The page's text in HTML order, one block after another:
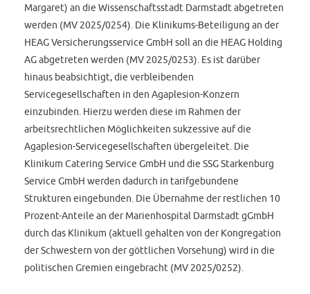
Margaret) an die Wissenschaftsstadt Darmstadt abgetreten
werden (MV 2025/0254). Die Klinikums-Beteiligung an der
HEAG Versicherungsservice GmbH soll an die HEAG Holding
AG abgetreten werden (MV 2025/0253). Es ist darüber
hinaus beabsichtigt, die verbleibenden
Servicegesellschaften in den Agaplesion-Konzern
einzubinden. Hierzu werden diese im Rahmen der
arbeitsrechtlichen Möglichkeiten sukzessive auf die
Agaplesion-Servicegesellschaften übergeleitet. Die
Klinikum Catering Service GmbH und die SSG Starkenburg
Service GmbH werden dadurch in tarifgebundene
Strukturen eingebunden. Die Übernahme der restlichen 10
Prozent-Anteile an der Marienhospital Darmstadt gGmbH
durch das Klinikum (aktuell gehalten von der Kongregation
der Schwestern von der göttlichen Vorsehung) wird in die
politischen Gremien eingebracht (MV 2025/0252).